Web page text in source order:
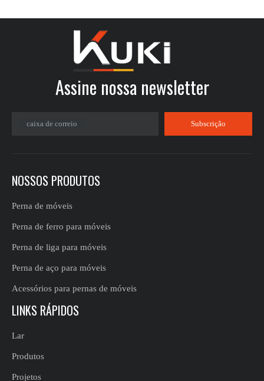
Assine nossa newsletter​​​​​​​
caixa de correio Subscrição
NOSSOS PRODUTOS
Perna de móveis
Perna de ferro para móveis
Perna de liga para móveis
Perna de aço para móveis
Acessórios para pernas de móveis
LINKS RÁPIDOS
Lar
Produtos
Projetos